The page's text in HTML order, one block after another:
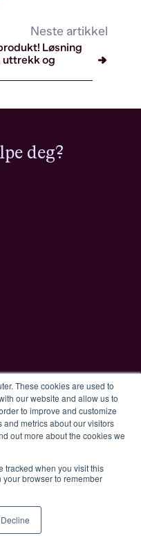
These cookies are used to
our website and allow us to
to improve and customize
metrics about our visitors
out more about the cookies we
tracked when you visit this
browser to remember
Decline
Neste artikkel
Løsning
uttrekk og
deg?